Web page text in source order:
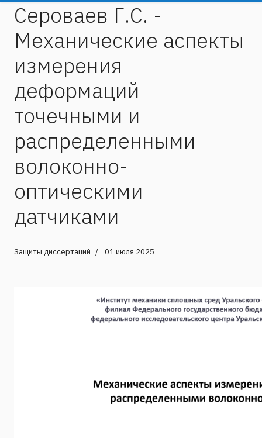
Сероваев Г.С. -
Механические аспекты
измерения
деформаций
точечными и
распределенными
волоконно-
оптическими
датчиками
Защиты диссертаций 01 июля 2025